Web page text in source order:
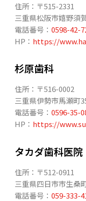
住所：〒515-2331
三重県松阪市嬉野須
電話番号： 0598-42-
HP： https://
杉原歯科
住所：〒516-0002
三重県伊勢市馬瀬町
電話番号： 0596-35-
HP： https://
タカダ歯科医院
住所：〒512-0911
三重県四日市市生桑
電話番号： 059-333-